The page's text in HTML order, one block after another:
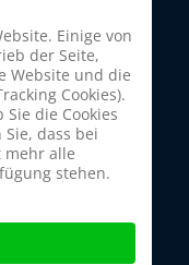
Einige von
der Seite,
Website und die
Cookies).
die Cookies
dass bei
mehr alle
stehen.